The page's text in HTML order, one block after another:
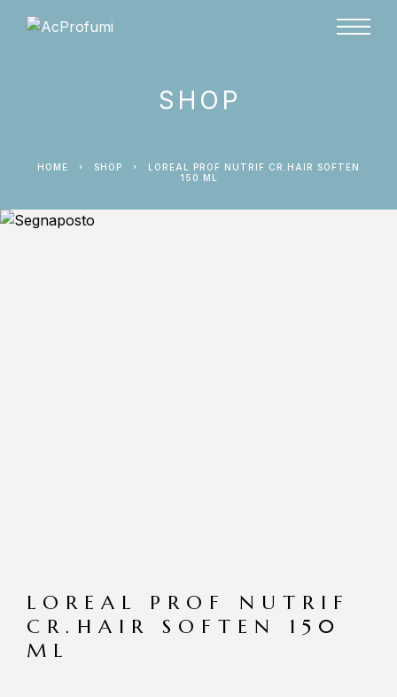
SHOP
HOME SHOP
LOREAL PROF NUTRIF CR.HAIR SOFTEN
150 ML
LOREAL PROF NUTRIF
CR.HAIR SOFTEN 150
ML